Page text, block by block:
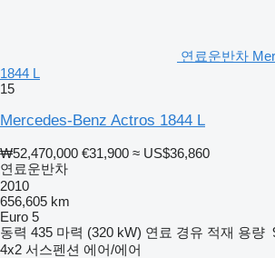
연료운반차
1844 L
15
Mercedes-Benz Actros 1844 L
₩52,470,000 €31,900 ≈ US$36,860
연료운반차
2010
656,605 km
Euro 5
동력 435 마력 (320 kW) 연료 경유 적재 용량
4x2 서스펜션 에어/에어